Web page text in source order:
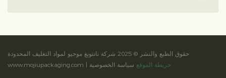
حقوق الطبع والنشر © 2025 شركة نانتونغ موجيو لمواد التغليف المحدودة
www.mojiupackaging.com |
خريطة الموقع سياسة الخصوصية